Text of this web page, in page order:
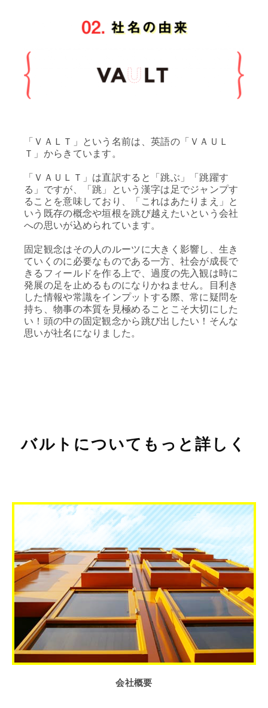
「ＶＡＬＴ」という名前は、英語の「ＶＡＵＬ
Ｔ」からきています。
「ＶＡＵＬＴ」は直訳すると「跳ぶ」「跳躍す
る」ですが、「跳」という漢字は足でジャンプす
ることを意味しており、「これはあたりまえ」と
いう既存の概念や垣根を跳び越えたいという会社
への思いが込められています。
固定観念はその人のルーツに大きく影響し、生き
ていくのに必要なものである一方、社会が成長で
きるフィールドを作る上で、過度の先入観は時に
発展の足を止めるものになりかねません。目利き
した情報や常識をインプットする際、常に疑問を
持ち、物事の本質を見極めることこそ大切にした
い！頭の中の固定観念から跳び出したい！そんな
思いが社名になりました。
バルトについてもっと詳しく
会社概要